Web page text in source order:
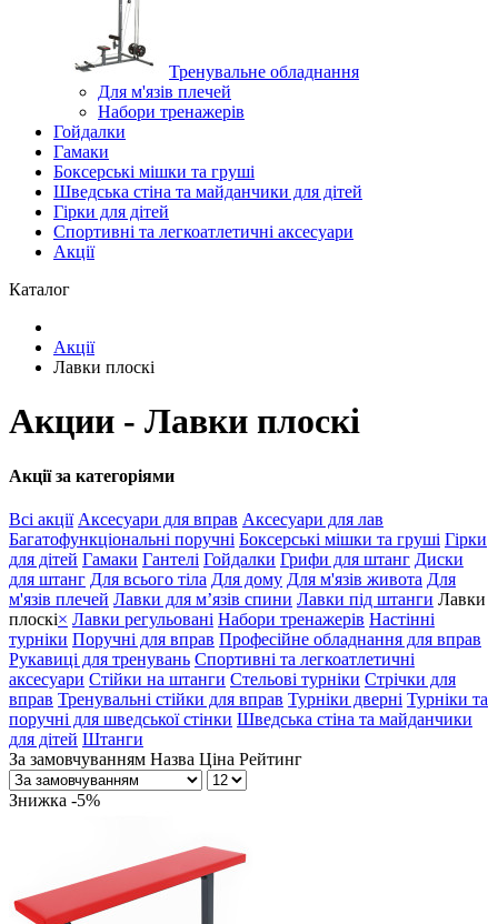
Тренувальне обладнання
Для м'язів плечей
Набори тренажерів
Гойдалки
Гамаки
Боксерські мішки та груші
Шведська стіна та майданчики для дітей
Гірки для дітей
Спортивні та легкоатлетичні аксесуари
Акції
Каталог
Акції
Лавки плоскі
Акции - Лавки плоскі
Акції за категоріями
Всі акції Аксесуари для вправ Аксесуари для лав
Багатофункціональні поручні Боксерські мішки та груші Гірки
для дітей Гамаки Гантелі Гойдалки Грифи для штанг Диски
для штанг Для всього тіла Для дому Для м'язів живота Для
м'язів плечей Лавки для м’язів спини Лавки під штанги Лавки
плоскі× Лавки регульовані Набори тренажерів Настінні
турніки Поручні для вправ Професійне обладнання для вправ
Рукавиці для тренувань Спортивні та легкоатлетичні
аксесуари Стійки на штанги Стельові турніки Стрічки для
вправ Тренувальні стійки для вправ Турніки дверні Турніки та
поручні для шведської стінки Шведська стіна та майданчики
для дітей Штанги
За замовчуванням Назва Ціна Рейтинг
Знижка -5%